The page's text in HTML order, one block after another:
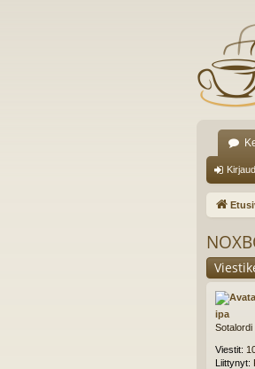
ipa
Sotalordi
Viestit:
Liittynyt: